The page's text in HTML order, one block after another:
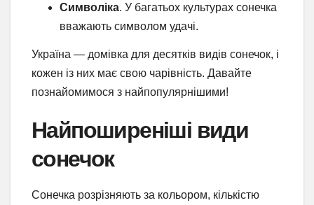
Символіка. У багатьох культурах сонечка
вважають символом удачі.
Україна — домівка для десятків видів сонечок, і
кожен із них має свою чарівність. Давайте
познайомимося з найпопулярнішими!
Найпоширеніші види
сонечок
Сонечка розрізняють за кольором, кількістю